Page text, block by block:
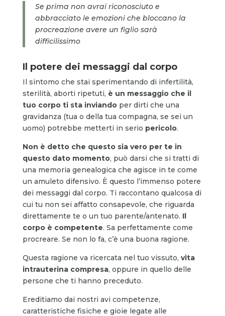
Se prima non avrai riconosciuto e
abbracciato le emozioni che bloccano la
procreazione avere un figlio sarà
difficilissimo
Il potere dei messaggi dal corpo
Il sintomo che stai sperimentando di infertilità,
sterilità, aborti ripetuti, è un messaggio che il
tuo corpo ti sta inviando per dirti che una
gravidanza (tua o della tua compagna, se sei un
uomo) potrebbe metterti in serio pericolo.
Non è detto che questo sia vero per te in
questo dato momento, può darsi che si tratti di
una memoria genealogica che agisce in te come
un amuleto difensivo. È questo l’immenso potere
dei messaggi dal corpo. Ti raccontano qualcosa di
cui tu non sei affatto consapevole, che riguarda
direttamente te o un tuo parente/antenato. Il
corpo è competente. Sa perfettamente come
procreare. Se non lo fa, c’è una buona ragione.
Questa ragione va ricercata nel tuo vissuto, vita
intrauterina compresa, oppure in quello delle
persone che ti hanno preceduto.
Ereditiamo dai nostri avi competenze,
caratteristiche fisiche e gioie legate alle